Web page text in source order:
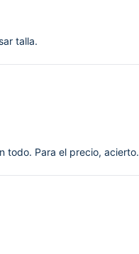
talla.
todo. Para el precio, acierto.